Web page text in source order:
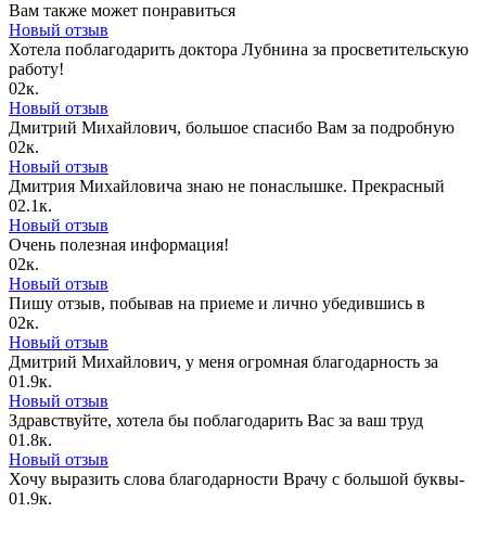
Вам также может понравиться
Новый отзыв
Хотела поблагодарить доктора Лубнина за просветительскую
работу!
02к.
Новый отзыв
Дмитрий Михайлович, большое спасибо Вам за подробную
02к.
Новый отзыв
Дмитрия Михайловича знаю не понаслышке. Прекрасный
02.1к.
Новый отзыв
Очень полезная информация!
02к.
Новый отзыв
Пишу отзыв, побывав на приеме и лично убедившись в
02к.
Новый отзыв
Дмитрий Михайлович, у меня огромная благодарность за
01.9к.
Новый отзыв
Здравствуйте, хотела бы поблагодарить Вас за ваш труд
01.8к.
Новый отзыв
Хочу выразить слова благодарности Врачу с большой буквы-
01.9к.